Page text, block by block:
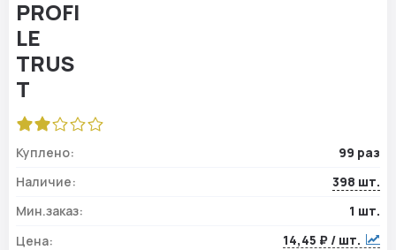
Куплено:
99 раз
Наличие:
398 шт.
Мин.заказ:
1 шт.
Цена:
14,45 ₽ / шт.